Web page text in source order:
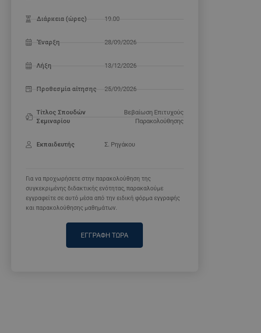
Διάρκεια (ώρες)
'Εναρξη
Λήξη
Προθεσμία αίτησης
Τίτλος Σπουδών
Σεμιναρίου
Εκπαιδευτής
19.00
28/09/2026
13/12/2026
25/09/2026
Βεβαίωση Επιτυχούς
Παρακολούθησης
Σ. Ρηγάκου
Για να προχωρήσετε στην παρακολούθηση της
συγκεκριμένης διδακτικής ενότητας, παρακαλούμε
εγγραφείτε σε αυτό μέσα από την ειδική φόρμα εγγραφής
και παρακολούθησης μαθημάτων.
ΕΓΓΡΑΦΗ ΤΩΡΑ